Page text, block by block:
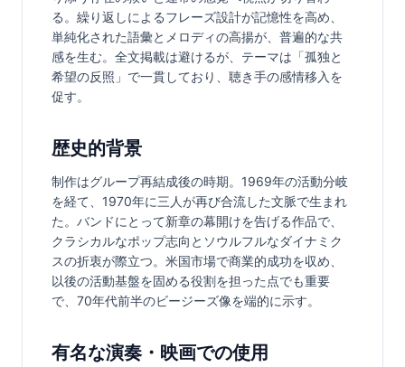
る。繰り返しによるフレーズ設計が記憶性を高め、
単純化された語彙とメロディの高揚が、普遍的な共
感を生む。全文掲載は避けるが、テーマは「孤独と
希望の反照」で一貫しており、聴き手の感情移入を
促す。
歴史的背景
制作はグループ再結成後の時期。1969年の活動分岐
を経て、1970年に三人が再び合流した文脈で生まれ
た。バンドにとって新章の幕開けを告げる作品で、
クラシカルなポップ志向とソウルフルなダイナミク
スの折衷が際立つ。米国市場で商業的成功を収め、
以後の活動基盤を固める役割を担った点でも重要
で、70年代前半のビージーズ像を端的に示す。
有名な演奏・映画での使用